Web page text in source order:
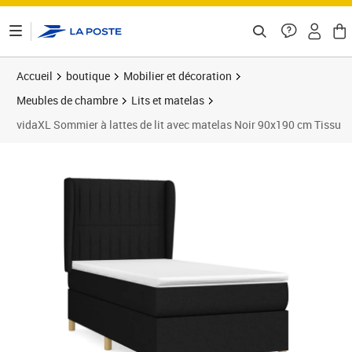
Accueil boutique
Mobilier et décoration
Meubles de chambre
Lits et matelas
vidaXL Sommier à lattes de lit avec matelas Noir 90x190 cm Tissu